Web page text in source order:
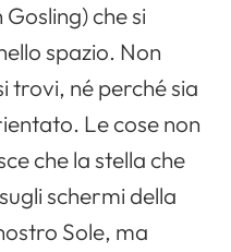
che si
spazio. Non
trovi, né perché sia
Le cose non
che la stella che
schermi della
Sole, ma
Apri il menu di navigazione